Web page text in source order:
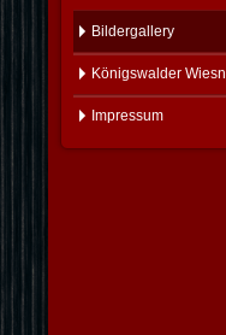
Bildergallery
Königswalder Wiesn
Impressum